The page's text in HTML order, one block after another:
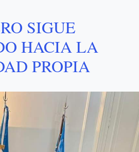
SIGUE
HACIA LA
PROPIA